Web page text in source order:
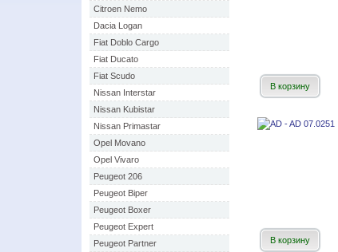
Citroen Nemo
Dacia Logan
Fiat Doblo Cargo
Fiat Ducato
Fiat Scudo
Nissan Interstar
Nissan Kubistar
Nissan Primastar
Opel Movano
Opel Vivaro
Peugeot 206
Peugeot Biper
Peugeot Boxer
Peugeot Expert
Peugeot Partner
В корзину
В корзину